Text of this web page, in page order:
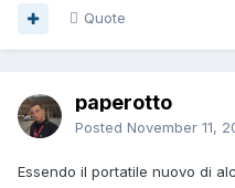
Quote
paperotto
Posted November 11,
Essendo il portatile nuovo di